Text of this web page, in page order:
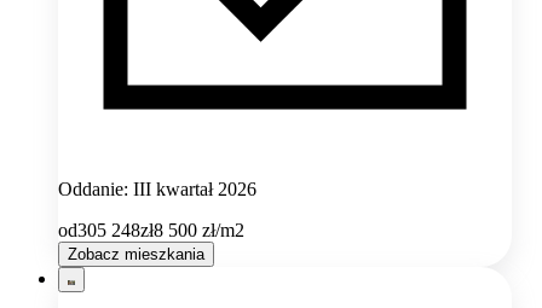
Oddanie: III kwartał 2026
od305 248zł8 500 zł/m2
Zobacz mieszkania